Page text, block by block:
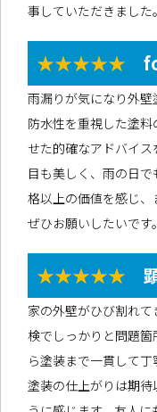
事していただきました。
★★★★★
雨漏りが気になり外
防水性を重視した塗
せた的確なアドバイ
目も美しく、雨の日
格以上の価値を感じ
ぜひお願いしたいです。
★★★★★
家の外壁がひび割れ
検でしっかりと問題
ら塗装まで一貫して
塗装の仕上がりは期